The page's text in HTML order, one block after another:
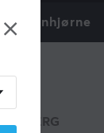
Funnhjørne
LANBERG